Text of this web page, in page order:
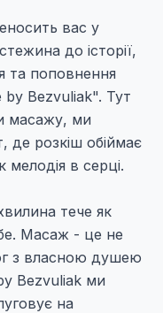
вас у
до історії,
та поповнення
Bezvuliak". Тут
масажу, ми
де розкіш обіймає
мелодія в серці.
тече як
Масаж - це не
з власною душею
Bezvuliak ми
на